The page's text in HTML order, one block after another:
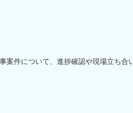
案件について、進捗確認や現場立ち合